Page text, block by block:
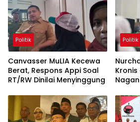
Politik
Canvasser MuLIA Kecewa
Berat, Respons Appi Soal
RT/RW Dinilai Menyinggung
Politik